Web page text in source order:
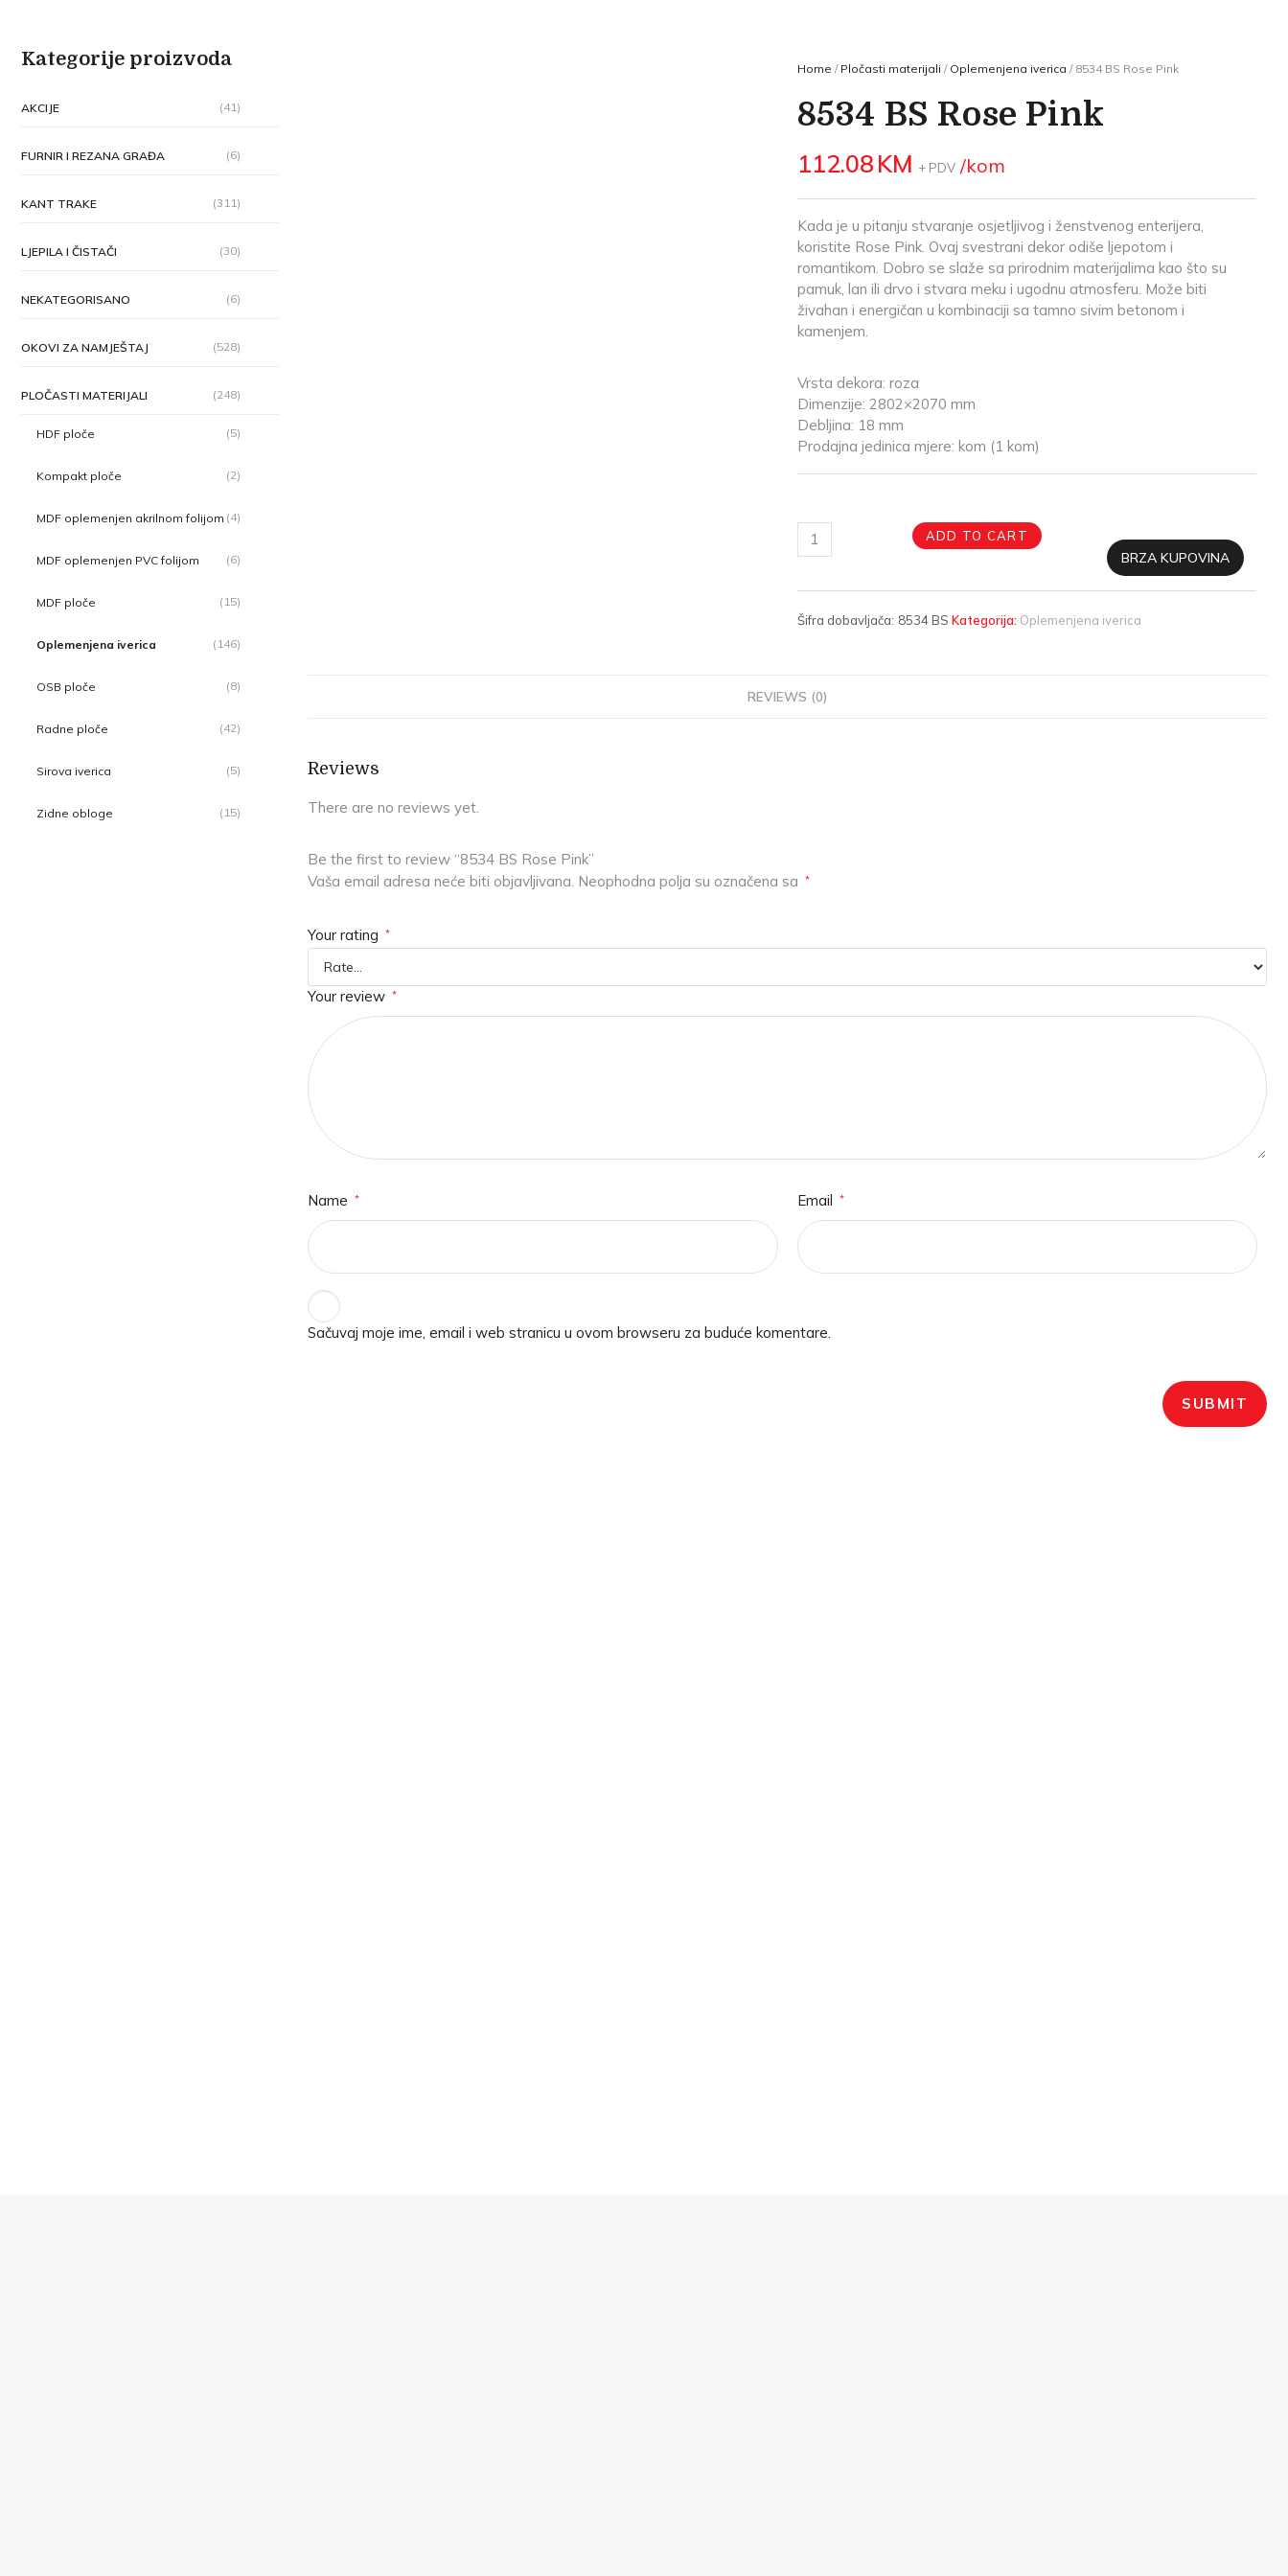
Kategorije proizvoda
AKCIJE (41)
FURNIR I REZANA GRAĐA (6)
KANT TRAKE (311)
LJEPILA I ČISTAČI (30)
NEKATEGORISANO (6)
OKOVI ZA NAMJEŠTAJ (528)
PLOČASTI MATERIJALI (248)
HDF ploče (5)
Kompakt ploče (2)
MDF oplemenjen akrilnom folijom (4)
MDF oplemenjen PVC folijom (6)
MDF ploče (15)
Oplemenjena iverica (146)
OSB ploče (8)
Radne ploče (42)
Sirova iverica (5)
Zidne obloge (15)
Home / Pločasti materijali / Oplemenjena iverica / 8534 BS Rose Pink
8534 BS Rose Pink
112.08KM + PDV /kom
Kada je u pitanju stvaranje osjetljivog i ženstvenog enterijera,
koristite Rose Pink. Ovaj svestrani dekor odiše ljepotom i
romantikom. Dobro se slaže sa prirodnim materijalima kao što su
pamuk, lan ili drvo i stvara meku i ugodnu atmosferu. Može biti
živahan i energičan u kombinaciji sa tamno sivim betonom i
kamenjem.
Vrsta dekora: roza
Dimenzije: 2802×2070 mm
Debljina: 18 mm
Prodajna jedinica mjere: kom (1 kom)
ADD TO CART
BRZA KUPOVINA
Šifra dobavljača: 8534 BS Kategorija: Oplemenjena iverica
REVIEWS (0)
Reviews
There are no reviews yet.
Be the first to review “8534 BS Rose Pink”
Vaša email adresa neće biti objavljivana. Neophodna polja su označena sa *
Your rating *
Your review *
Name * Email *
Sačuvaj moje ime, email i web stranicu u ovom browseru za buduće komentare.